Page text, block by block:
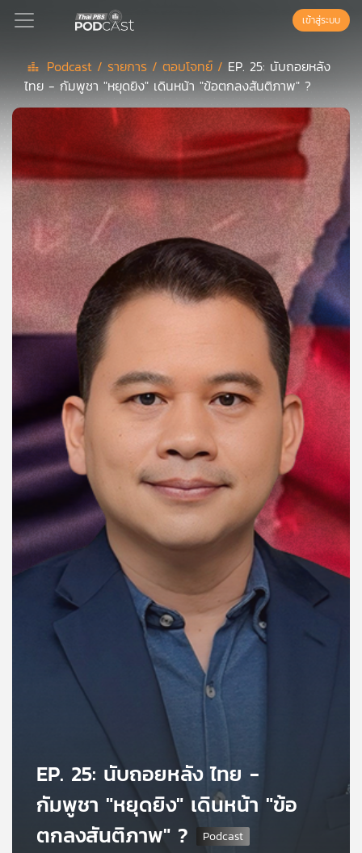
Podcast
เพล
ย์
ลิ
สต์
แนะนำ
เพล
ย์
ลิ
สต์
เพลง
บทความ
ข่าว
เข้าสู่ระบบ
Podcast / รายการ /ตอบโจทย์ / EP. 25: นับถอยหลัง
ไทย - กัมพูชา "หยุดยิง" เดินหน้า "ข้อตกลงสันติภาพ" ?
EP. 25: นับถอยหลัง ไทย -
กัมพูชา "หยุดยิง" เดินหน้า "ข้อ
ตกลงสันติภาพ" ?